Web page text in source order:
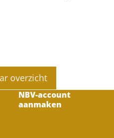
overzicht
NBV-account
aanmaken